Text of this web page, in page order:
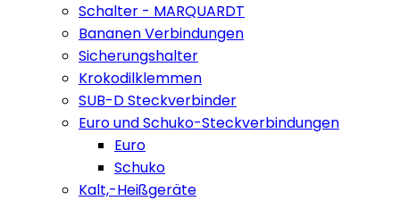
Schalter - MARQUARDT
Bananen Verbindungen
Sicherungshalter
Krokodilklemmen
SUB-D Steckverbinder
Euro und Schuko-Steckverbindungen
Euro
Schuko
Kalt,-Heißgeräte